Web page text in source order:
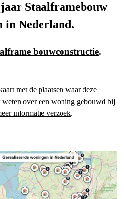
Staalframebouw
in Nederland.
bouwconstructie.
met de plaatsen waar deze
over een woning gebouwd bij
informatie verzoek.